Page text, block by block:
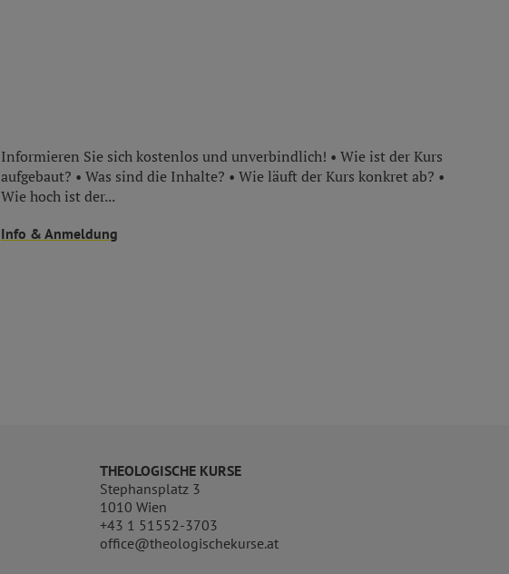
Informieren Sie sich kostenlos und unverbindlich! • Wie ist der Kurs
aufgebaut? • Was sind die Inhalte? • Wie läuft der Kurs konkret ab? •
Wie hoch ist der...
Info & Anmeldung
THEOLOGISCHE KURSE
Stephansplatz 3
1010 Wien
+43 1 51552-3703
office@theologischekurse.at